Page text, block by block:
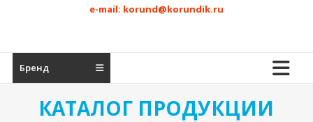
e-mail: korund@korundik.ru
Бренд
КАТАЛОГ ПРОДУКЦИИ